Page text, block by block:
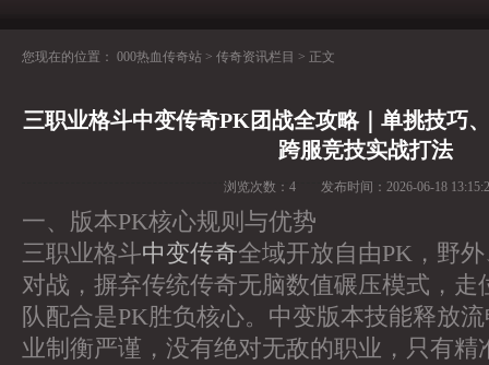
您现在的位置： 000热血传奇站 > 传奇资讯栏目 > 正文
三职业格斗中变传奇PK团战全攻略｜单挑技巧
跨服竞技实战打法
浏览次数： 4 发布时间： 2026-06-18
一、版本PK核心规则与优势
三职业格斗中变传奇全域开放自由PK，野
对战，摒弃传统传奇无脑数值碾压模式，走
队配合是PK胜负核心。中变版本技能释放
业制衡严谨，没有绝对无敌的职业，只有精